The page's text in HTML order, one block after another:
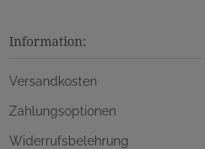
Information:
Versandkosten
Zahlungsoptionen
Widerrufsbelehrung